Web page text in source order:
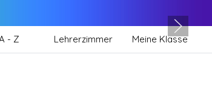
- Z Lehrerzimmer Meine Klasse